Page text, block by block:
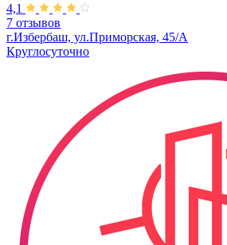
4,1
7 отзывов
г.Избербаш, ул.Приморская, 45/А
Круглосуточно